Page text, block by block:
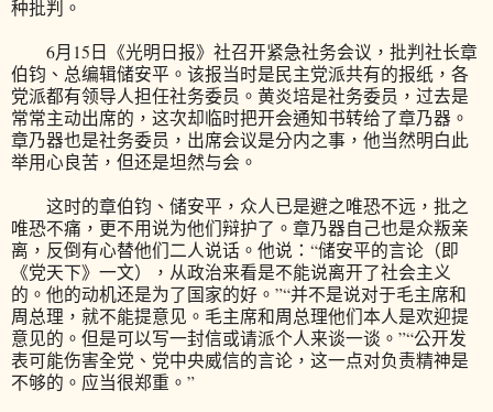
种批判。
6月15日《光明日报》社召开紧急社务会议，批判社长章
伯钧、总编辑储安平。该报当时是民主党派共有的报纸，各
党派都有领导人担任社务委员。黄炎培是社务委员，过去是
常常主动出席的，这次却临时把开会通知书转给了章乃器。
章乃器也是社务委员，出席会议是分内之事，他当然明白此
举用心良苦，但还是坦然与会。
这时的章伯钧、储安平，众人已是避之唯恐不远，批之
唯恐不痛，更不用说为他们辩护了。章乃器自己也是众叛亲
离，反倒有心替他们二人说话。他说：“储安平的言论（即
《党天下》一文），从政治来看是不能说离开了社会主义
的。他的动机还是为了国家的好。”“并不是说对于毛主席和
周总理，就不能提意见。毛主席和周总理他们本人是欢迎提
意见的。但是可以写一封信或请派个人来谈一谈。”“公开发
表可能伤害全党、党中央威信的言论，这一点对负责精神是
不够的。应当很郑重。”